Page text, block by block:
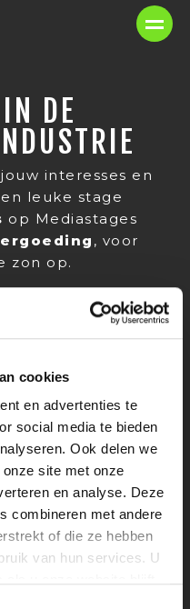
cookies
en advertenties te
social media te bieden
Ook delen we
site met onze
en analyse. Deze
combineren met andere
of die ze hebben
van hun services. U
DE
INDUSTRIE
jouw interesses en
leuke stage
op Mediastages
, voor
zon op.
THE VOICE OF